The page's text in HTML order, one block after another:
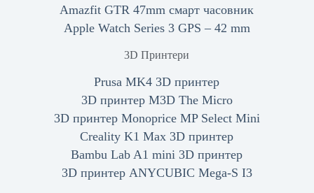
Amazfit GTR 47mm смарт часовник
Apple Watch Series 3 GPS – 42 mm
3D Принтери
Prusa MK4 3D принтер
3D принтер M3D The Micro
3D принтер Monoprice MP Select Mini
Creality K1 Max 3D принтер
Bambu Lab A1 mini 3D принтер
3D принтер ANYCUBIC Mega-S I3